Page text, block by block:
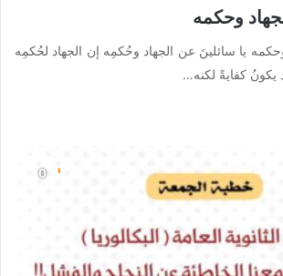
وحكمه
يا سائلينَ عن الجهاد وحُكمِه إن الجهاد لحُكمِه
كفايةً لكنه…